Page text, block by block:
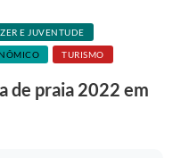
E JUVENTUDE
TURISMO
de praia 2022 em